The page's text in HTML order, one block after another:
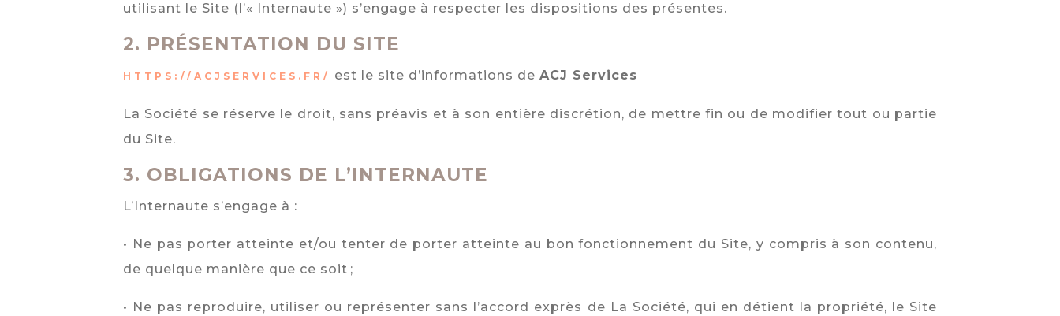
utilisant le Site (l’« Internaute ») s’engage à respecter les dispositions des présentes.
2. PRÉSENTATION DU SITE
HTTPS://ACJSERVICES.FR/ est le site d’informations de ACJ Services
La Société se réserve le droit, sans préavis et à son entière discrétion, de mettre fin ou de modifier tout ou partie
du Site.
3. OBLIGATIONS DE L’INTERNAUTE
L’Internaute s’engage à :
• Ne pas porter atteinte et/ou tenter de porter atteinte au bon fonctionnement du Site, y compris à son contenu,
de quelque manière que ce soit ;
• Ne pas reproduire, utiliser ou représenter sans l’accord exprès de La Société, qui en détient la propriété, le Site